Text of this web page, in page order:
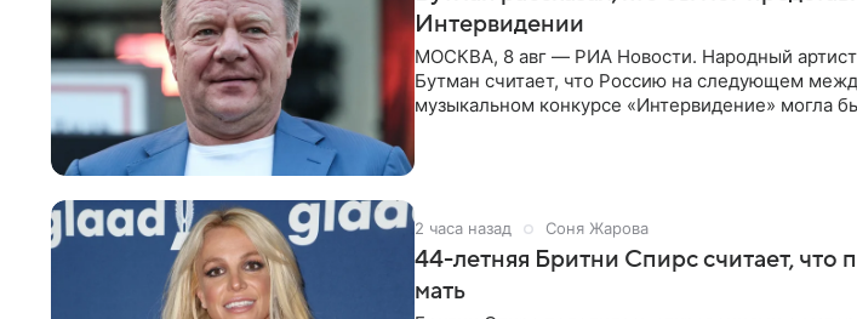
Интервидении
МОСКВА, 8 авг — РИА Новости. Народный
Бутман считает, что Россию на следующем
музыкальном конкурсе «Интервидение» могла
2 часа назад Соня Жарова
44-летняя Бритни Спирс считает, что
мать